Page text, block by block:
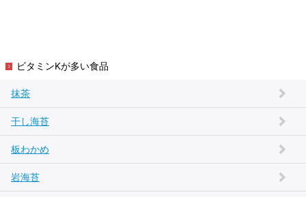
ビタミンKが多い食品
抹茶
干し海苔
板わかめ
岩海苔